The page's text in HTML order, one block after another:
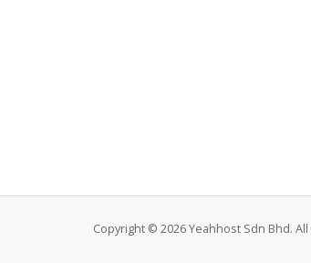
Copyright © 2026 Yeahhost Sdn Bhd.